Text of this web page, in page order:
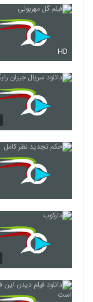
10
13
16
HD